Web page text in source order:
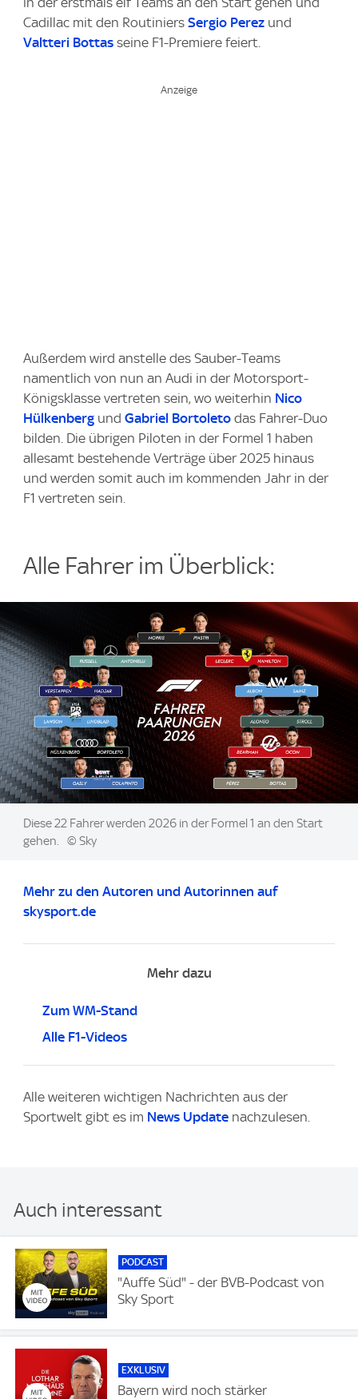
Cadillac mit den Routiniers Sergio Perez und
Valtteri Bottas seine F1-Premiere feiert.
Außerdem wird anstelle des Sauber-Teams
namentlich von nun an Audi in der Motorsport-
Königsklasse vertreten sein, wo weiterhin Nico
Hülkenberg und Gabriel Bortoleto das Fahrer-Duo
bilden. Die übrigen Piloten in der Formel 1 haben
allesamt bestehende Verträge über 2025 hinaus
und werden somit auch im kommenden Jahr in der
F1 vertreten sein.
Alle Fahrer im Überblick:
Image:
Diese 22 Fahrer werden 2026 in der Formel 1 an den Start
gehen.
© Sky
Mehr zu den Autoren und Autorinnen auf
skysport.de
Mehr dazu
Zum WM-Stand
Alle F1-Videos
Alle weiteren wichtigen Nachrichten aus der
Sportwelt gibt es im News Update nachzulesen.
Auch interessant
PODCAST
"Auffe Süd" - der BVB-Podcast von
Sky Sport
EXKLUSIV
Bayern wird noch stärker